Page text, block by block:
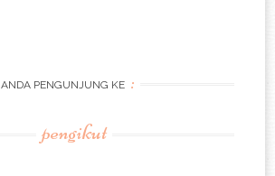
ANDA PENGUNJUNG KE :
pengikut